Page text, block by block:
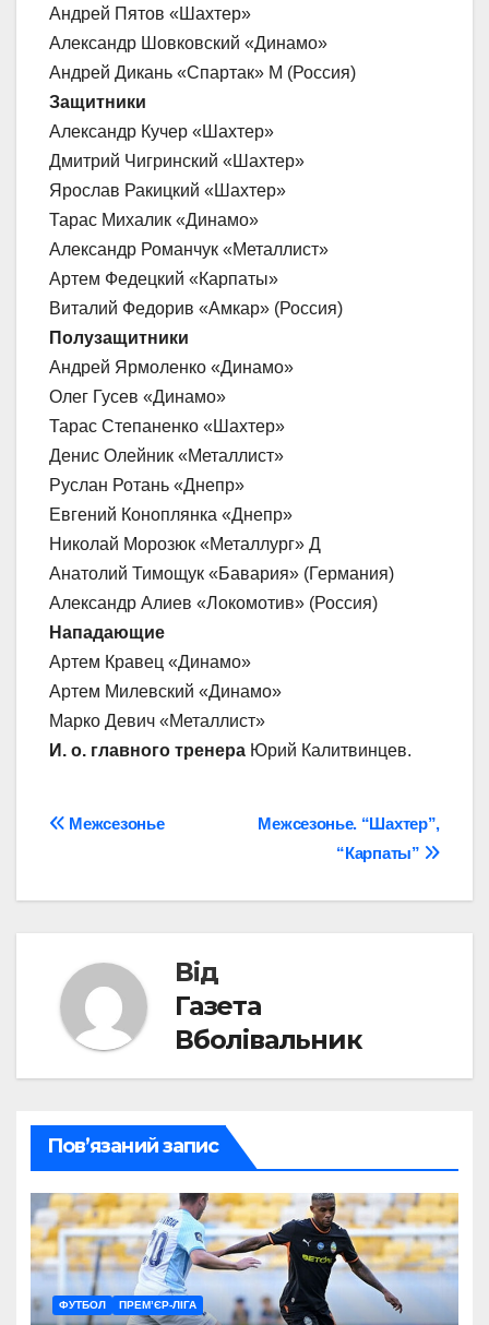
Андрей Пятов «Шахтер»
Александр Шовковский «Динамо»
Андрей Дикань «Спартак» М (Россия)
Защитники
Александр Кучер «Шахтер»
Дмитрий Чигринский «Шахтер»
Ярослав Ракицкий «Шахтер»
Тарас Михалик «Динамо»
Александр Романчук «Металлист»
Артем Федецкий «Карпаты»
Виталий Федорив «Амкар» (Россия)
Полузащитники
Андрей Ярмоленко «Динамо»
Олег Гусев «Динамо»
Тарас Степаненко «Шахтер»
Денис Олейник «Металлист»
Руслан Ротань «Днепр»
Евгений Коноплянка «Днепр»
Николай Морозюк «Металлург» Д
Анатолий Тимощук «Бавария» (Германия)
Александр Алиев «Локомотив» (Россия)
Нападающие
Артем Кравец «Динамо»
Артем Милевский «Динамо»
Марко Девич «Металлист»
И. о. главного тренера Юрий Калитвинцев.
Навігація
Межсезонье. “Шахтер”,
“Карпаты”
Межсезонье
Від
Газета
Вболівальник
Пов’язаний запис
ФУТБОЛ ПРЕМ’ЄР-ЛІГА